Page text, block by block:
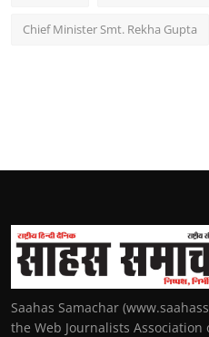
Chief Minister Smt. Rekha Gupta
Saahas Samachar
the Web Journalists Association